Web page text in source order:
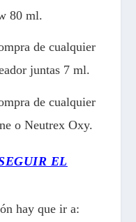
80 ml.
de cualquier
juntas 7 ml.
de cualquier
o Neutrex Oxy.
EL
ón hay que ir a: